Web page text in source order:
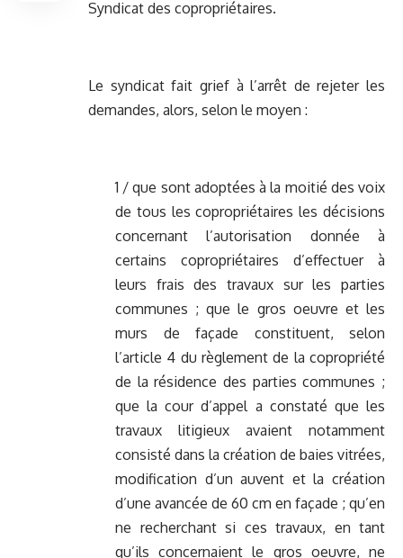
Syndicat des copropriétaires.
Le syndicat fait grief à l’arrêt de rejeter les
demandes, alors, selon le moyen :
1 / que sont adoptées à la moitié des voix
de tous les copropriétaires les décisions
concernant l’autorisation donnée à
certains copropriétaires d’effectuer à
leurs frais des travaux sur les parties
communes ; que le gros oeuvre et les
murs de façade constituent, selon
l’article 4 du règlement de la copropriété
de la résidence des parties communes ;
que la cour d’appel a constaté que les
travaux litigieux avaient notamment
consisté dans la création de baies vitrées,
modification d’un auvent et la création
d’une avancée de 60 cm en façade ; qu’en
ne recherchant si ces travaux, en tant
qu’ils concernaient le gros oeuvre, ne